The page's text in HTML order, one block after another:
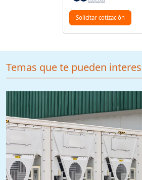
Solicitar cotización
Temas que te pueden